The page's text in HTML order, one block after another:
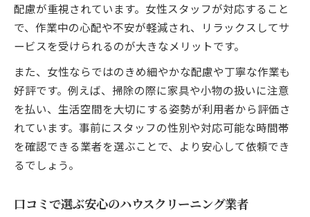
配慮が重視されています。女性スタッフが対応すること
で、作業中の心配や不安が軽減され、リラックスしてサ
ービスを受けられるのが大きなメリットです。
また、女性ならではのきめ細やかな配慮や丁寧な作業も
好評です。例えば、掃除の際に家具や小物の扱いに注意
を払い、生活空間を大切にする姿勢が利用者から評価さ
れています。事前にスタッフの性別や対応可能な時間帯
を確認できる業者を選ぶことで、より安心して依頼でき
るでしょう。
口コミで選ぶ安心のハウスクリーニング業者